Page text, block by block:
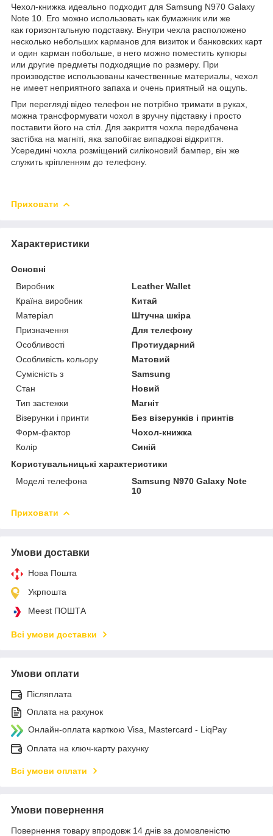
Чехол-книжка идеально подходит для Samsung N970 Galaxy
Note 10. Его можно использовать как бумажник или же
как горизонтальную подставку. Внутри чехла расположено
несколько небольших карманов для визиток и банковских карт
и один карман побольше, в него можно поместить купюры
или другие предметы подходящие по размеру. При
производстве использованы качественные материалы, чехол
не имеет неприятного запаха и очень приятный на ощупь.
При перегляді відео телефон не потрібно тримати в руках,
можна трансформувати чохол в зручну підставку і просто
поставити його на стіл. Для закриття чохла передбачена
застібка на магніті, яка запобігає випадкові відкриття.
Усередині чохла розміщений силіконовий бампер, він же
служить кріпленням до телефону.
Приховати
Характеристики
Основні
Виробник
Leather Wallet
Країна виробник
Китай
Матеріал
Штучна шкіра
Призначення
Для телефону
Особливості
Протиударний
Особливість кольору
Матовий
Сумісність з
Samsung
Стан
Новий
Тип застежки
Магніт
Візерунки і принти
Без візерунків і принтів
Форм-фактор
Чохол-книжка
Колір
Синій
Користувальницькі характеристики
Моделі телефона
Samsung N970 Galaxy Note
10
Приховати
Умови доставки
Нова Пошта
Укрпошта
Meest ПОШТА
Всі умови доставки
Умови оплати
Післяплата
Оплата на рахунок
Онлайн-оплата карткою Visa, Mastercard - LiqPay
Оплата на ключ-карту рахунку
Всі умови оплати
Умови повернення
Повернення товару впродовж 14 днів за домовленістю